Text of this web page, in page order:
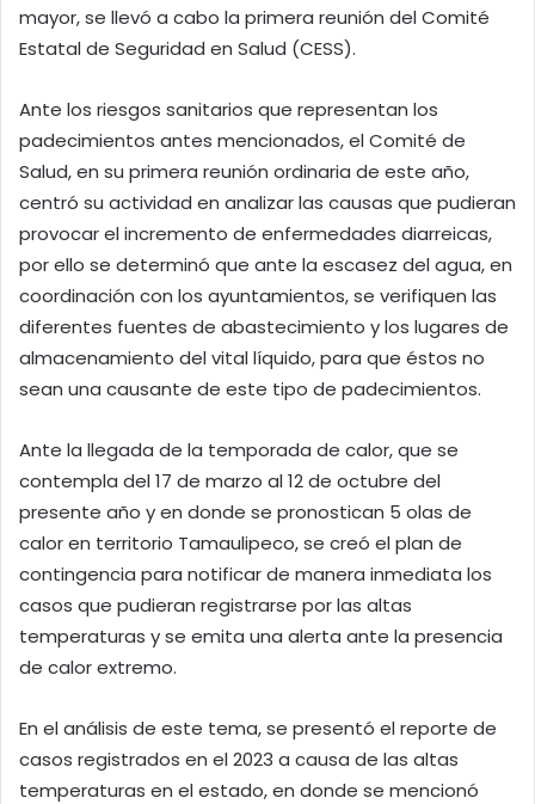
mayor, se llevó a cabo la primera reunión del Comité
Estatal de Seguridad en Salud (CESS).
Ante los riesgos sanitarios que representan los
padecimientos antes mencionados, el Comité de
Salud, en su primera reunión ordinaria de este año,
centró su actividad en analizar las causas que pudieran
provocar el incremento de enfermedades diarreicas,
por ello se determinó que ante la escasez del agua, en
coordinación con los ayuntamientos, se verifiquen las
diferentes fuentes de abastecimiento y los lugares de
almacenamiento del vital líquido, para que éstos no
sean una causante de este tipo de padecimientos.
Ante la llegada de la temporada de calor, que se
contempla del 17 de marzo al 12 de octubre del
presente año y en donde se pronostican 5 olas de
calor en territorio Tamaulipeco, se creó el plan de
contingencia para notificar de manera inmediata los
casos que pudieran registrarse por las altas
temperaturas y se emita una alerta ante la presencia
de calor extremo.
En el análisis de este tema, se presentó el reporte de
casos registrados en el 2023 a causa de las altas
temperaturas en el estado, en donde se mencionó